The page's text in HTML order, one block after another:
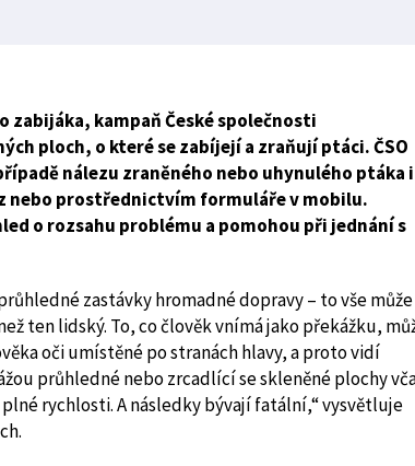
zabijáka, kampaň České společnosti
ploch, o které se zabíjejí a zraňují ptáci. ČSO
nálezu zraněného nebo uhynulého ptáka i
nebo prostřednictvím formuláře v mobilu.
o rozsahu problému a pomohou při jednání s
zastávky hromadné dopravy – to vše může
ten lidský. To, co člověk vnímá jako překážku,
oči umístěné po stranách hlavy, a proto vidí
průhledné nebo zrcadlící se skleněné plochy
rychlosti. A následky bývají fatální,“ vysvětluje